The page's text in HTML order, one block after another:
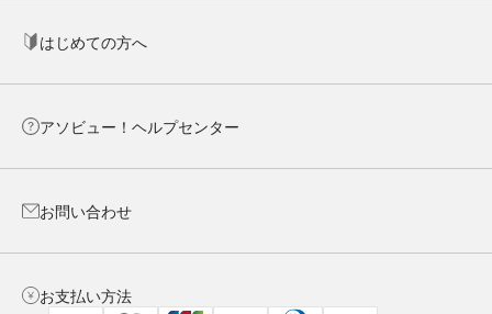
はじめての方へ
アソビュー！ヘルプセンター
お問い合わせ
お支払い方法